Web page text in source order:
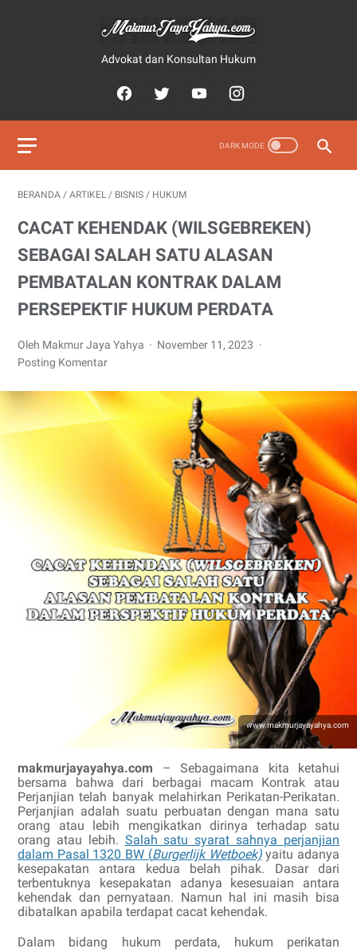
Advokat dan Konsultan Hukum
BERANDA / ARTIKEL / BISNIS / HUKUM
CACAT KEHENDAK (WILSGEBREKEN)
SEBAGAI SALAH SATU ALASAN
PEMBATALAN KONTRAK DALAM
PERSEPEKTIF HUKUM PERDATA
Oleh Makmur Jaya Yahya
November 11, 2023
Posting Komentar
www.makmurjayayahya.com
makmurjayayahya.com – Sebagaimana kita ketahui
bersama bahwa dari berbagai macam Kontrak atau
Perjanjian telah banyak melahirkan Perikatan-Perikatan.
Perjanjian adalah suatu perbuatan dengan mana satu
orang atau lebih mengikatkan dirinya terhadap satu
orang atau lebih. Salah satu syarat sahnya perjanjian
dalam Pasal 1320 BW (Burgerlijk Wetboek)yaitu adanya
kesepakatan antara kedua belah pihak. Dasar dari
terbentuknya kesepakatan adanya kesesuaian antara
kehendak dan pernyataan. Namun hal ini masih bisa
dibatalkan apabila terdapat cacat kehendak.
Dalam bidang hukum perdata, hukum perikatan